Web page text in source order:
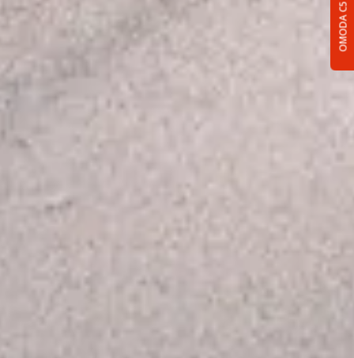
OMODA C5